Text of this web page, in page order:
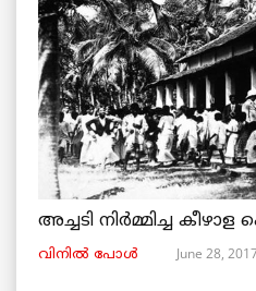
അച്ചടി നിര്‍മ്മിച്ച
വിനില്‍ പോള്‍ June 28,